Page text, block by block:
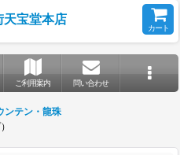
天宝堂本店
カート
ご利用案内 問い合わせ
ンテン・龍珠